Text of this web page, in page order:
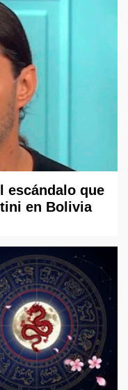
escándalo que
en Bolivia